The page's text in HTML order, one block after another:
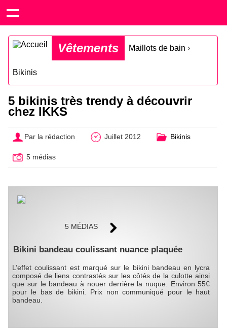
Vêtements Maillots de bain ›
Bikinis
5 bikinis très trendy à découvrir
chez IKKS
Par la rédaction Juillet 2012 Bikinis
5 médias
5 MÉDIAS
Bikini bandeau coulissant nuance plaquée
L’effet coulissant est marqué sur le bikini bandeau en lycra
composé de liens contrastés sur les côtés de la culotte ainsi
que sur le bandeau à nouer derrière la nuque. Environ 55€
pour le bas de bikini. Prix non communiqué pour le haut
bandeau.